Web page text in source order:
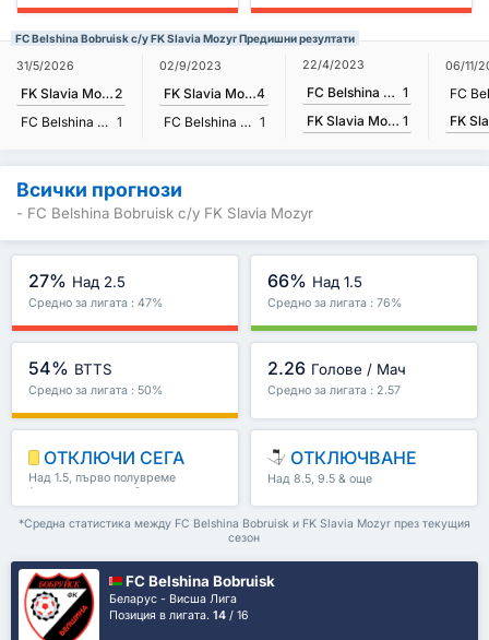
FC Belshina Bobruisk с/у FK Slavia Mozyr Предишни резултати
31/5/2026
FK Slavia Mozyr 2
FC Belshina Bobruisk 1
02/9/2023
FK Slavia Mozyr4
FC Belshina Bobruisk 1
22/4/2023
FC Belshina Bobruisk 1
FK Slavia Mozyr 1
06/11/
Всички прогнози
- FC Belshina Bobruisk с/у FK Slavia Mozyr
27% Над 2.5
Средно за лигата : 47%
66% Над 1.5
Средно за лигата : 76%
54% BTTS
Средно за лигата : 50%
2.26 Голове / Мач
Средно за лигата : 2.57
ОТКЛЮЧИ СЕГА
Над 1.5, първо полувреме
/второ полувреме & още
ОТКЛЮЧВАНЕ
Над 8.5, 9.5 & още
*Средна статистика между FC Belshina Bobruisk и FK Slavia Mozyr през текущия
сезон
FC Belshina Bobruisk
Беларус - Висша Лига
Позиция в лигата.14 / 16